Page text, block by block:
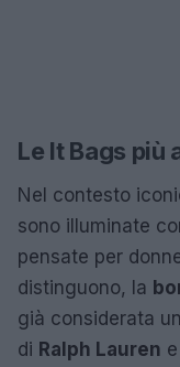
Le It Bags
Nel contesto
sono illuminate
pensate per
distinguono, la
già considerata
di Ralph Lauren e